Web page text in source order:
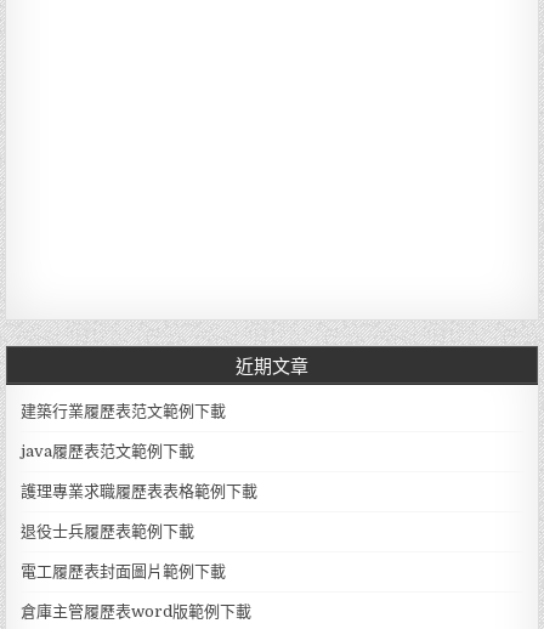
近期文章
建築行業履歷表范文範例下載
java履歷表范文範例下載
護理專業求職履歷表表格範例下載
退役士兵履歷表範例下載
電工履歷表封面圖片範例下載
倉庫主管履歷表word版範例下載